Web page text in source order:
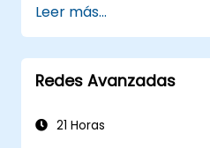
bases de datos en
de datos
Desplegar la
centros de datos en
Mejorar la
Leer más...
Redes Avanzadas
21 Horas